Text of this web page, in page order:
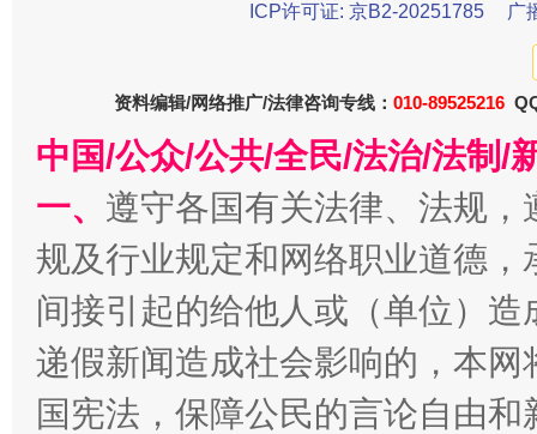
千年窑火 生生不息 一
ICP许可证: 京B2-20251785
广
资料编辑/网络推广/法律咨询专线： 010-89525216
中国/公众/公共/全民/法治/法制/
一、 遵守各国有关法律、法规
规及行业规定和网络职业道德
间接引起的给他人或（单位）
递假新闻造成社会影响的，本
国宪法，保障公民的言论自由